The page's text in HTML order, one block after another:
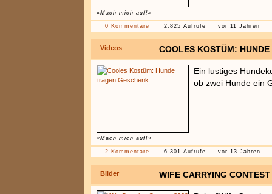
«Mach mich auf!»
0 Kommentare 2.825 Aufrufe vor 11 Jahren
Videos COOLES KOSTÜM:
«Mach mich auf!»
Ein lustiges
ob zwei Hunde ein
2 Kommentare 6.301 Aufrufe vor 13 Jahren
Bilder WIFE CARRYING